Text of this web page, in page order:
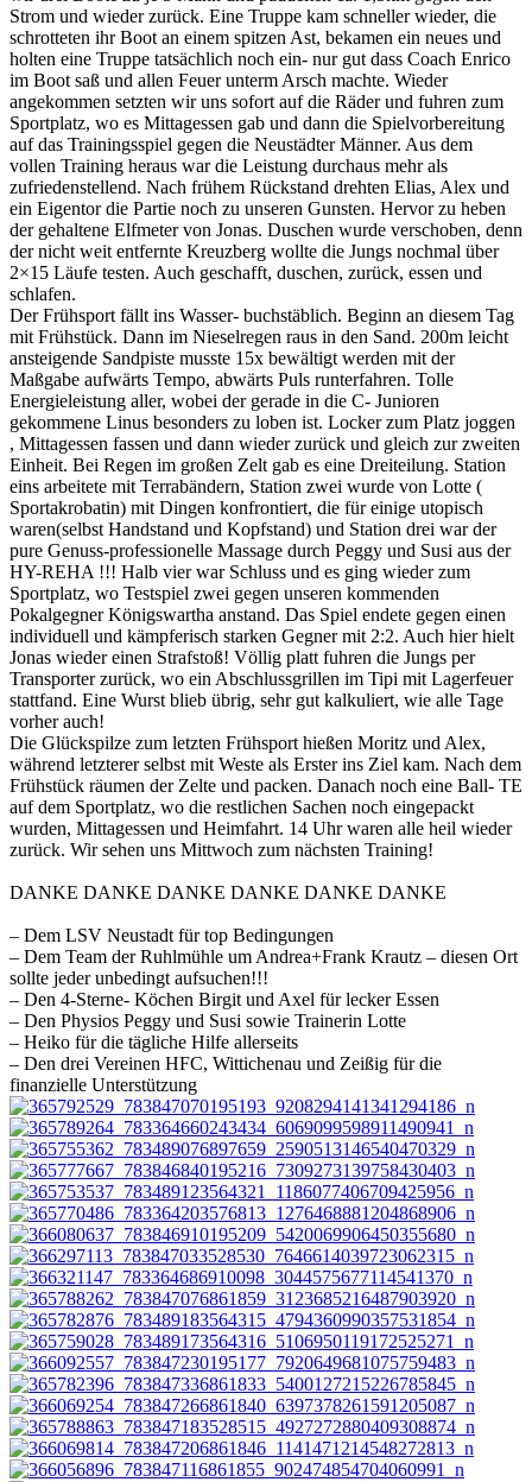
Strom und wieder zurück. Eine Truppe kam schneller wieder, die
schrotteten ihr Boot an einem spitzen Ast, bekamen ein neues und
holten eine Truppe tatsächlich noch ein- nur gut dass Coach Enrico
im Boot saß und allen Feuer unterm Arsch machte. Wieder
angekommen setzten wir uns sofort auf die Räder und fuhren zum
Sportplatz, wo es Mittagessen gab und dann die Spielvorbereitung
auf das Trainingsspiel gegen die Neustädter Männer. Aus dem
vollen Training heraus war die Leistung durchaus mehr als
zufriedenstellend. Nach frühem Rückstand drehten Elias, Alex und
ein Eigentor die Partie noch zu unseren Gunsten. Hervor zu heben
der gehaltene Elfmeter von Jonas. Duschen wurde verschoben, denn
der nicht weit entfernte Kreuzberg wollte die Jungs nochmal über
2×15 Läufe testen. Auch geschafft, duschen, zurück, essen und
schlafen.
Der Frühsport fällt ins Wasser- buchstäblich. Beginn an diesem Tag
mit Frühstück. Dann im Nieselregen raus in den Sand. 200m leicht
ansteigende Sandpiste musste 15x bewältigt werden mit der
Maßgabe aufwärts Tempo, abwärts Puls runterfahren. Tolle
Energieleistung aller, wobei der gerade in die C- Junioren
gekommene Linus besonders zu loben ist. Locker zum Platz joggen
, Mittagessen fassen und dann wieder zurück und gleich zur zweiten
Einheit. Bei Regen im großen Zelt gab es eine Dreiteilung. Station
eins arbeitete mit Terrabändern, Station zwei wurde von Lotte (
Sportakrobatin) mit Dingen konfrontiert, die für einige utopisch
waren(selbst Handstand und Kopfstand) und Station drei war der
pure Genuss-professionelle Massage durch Peggy und Susi aus der
HY-REHA !!! Halb vier war Schluss und es ging wieder zum
Sportplatz, wo Testspiel zwei gegen unseren kommenden
Pokalgegner Königswartha anstand. Das Spiel endete gegen einen
individuell und kämpferisch starken Gegner mit 2:2. Auch hier hielt
Jonas wieder einen Strafstoß! Völlig platt fuhren die Jungs per
Transporter zurück, wo ein Abschlussgrillen im Tipi mit Lagerfeuer
stattfand. Eine Wurst blieb übrig, sehr gut kalkuliert, wie alle Tage
vorher auch!
Die Glückspilze zum letzten Frühsport hießen Moritz und Alex,
während letzterer selbst mit Weste als Erster ins Ziel kam. Nach dem
Frühstück räumen der Zelte und packen. Danach noch eine Ball- TE
auf dem Sportplatz, wo die restlichen Sachen noch eingepackt
wurden, Mittagessen und Heimfahrt. 14 Uhr waren alle heil wieder
zurück. Wir sehen uns Mittwoch zum nächsten Training!
DANKE DANKE DANKE DANKE DANKE DANKE
– Dem LSV Neustadt für top Bedingungen
– Dem Team der Ruhlmühle um Andrea+Frank Krautz – diesen Ort
sollte jeder unbedingt aufsuchen!!!
– Den 4-Sterne- Köchen Birgit und Axel für lecker Essen
– Den Physios Peggy und Susi sowie Trainerin Lotte
– Heiko für die tägliche Hilfe allerseits
– Den drei Vereinen HFC, Wittichenau und Zeißig für die
finanzielle Unterstützung